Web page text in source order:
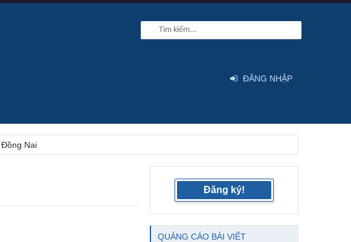
Đồng Nai
Đăng ký!
QUẢNG CÁO BÀI VIẾT
ĐĂNG NHẬP